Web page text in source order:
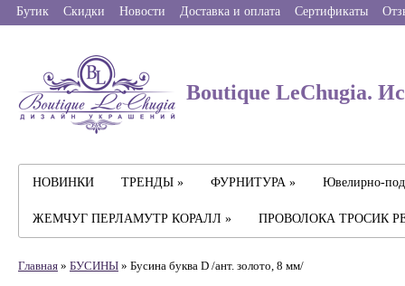
Бутик Скидки Новости Доставка и оплата Сертификаты
Boutique LeChugia.
НОВИНКИ ТРЕНДЫ » ФУРНИТУРА » Ювелирно-
ЖЕМЧУГ ПЕРЛАМУТР КОРАЛЛ » ПРОВОЛОКА ТРОСИК
Главная » БУСИНЫ » Бусина буква D /ант. золото, 8 мм/